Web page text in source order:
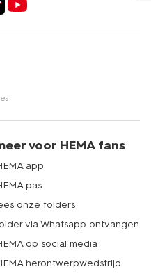
voor HEMA fans
app
pas
onze folders
via Whatsapp ontvangen
op social media
herontwerpwedstrijd